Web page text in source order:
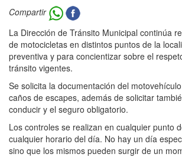
Compartir
La Dirección de Tránsito Municipal continúa
de motocicletas en distintos puntos de la
preventiva y para concientizar sobre el
tránsito vigentes.
Se solicita la documentación del
caños de escapes, además de solicitar
conducir y el seguro obligatorio.
Los controles se realizan en cualquier punto
cualquier horario del día. No hay un día
sino que los mismos pueden surgir de un